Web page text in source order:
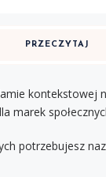
PRZECZYTAJ
kontekstowej
marek
potrzebujesz